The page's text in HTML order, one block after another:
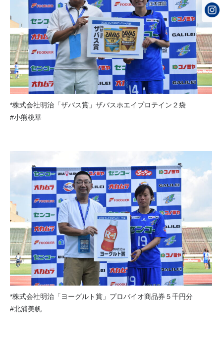
*株式会社明治「ザバス賞」ザバスホエイプロテイン２袋
#小熊桃華
*株式会社明治「ヨーグルト賞」プロバイオ商品券５千円分
#北浦美帆